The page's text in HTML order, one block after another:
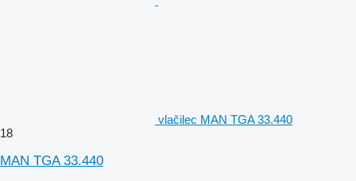
vlačilec MAN TGA 33.440
18
MAN TGA 33.440